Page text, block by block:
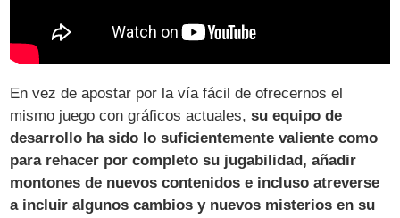
En vez de apostar por la vía fácil de ofrecernos el
mismo juego con gráficos actuales,su equipo de
desarrollo ha sido lo suficientemente valiente como
para rehacer por completo su jugabilidad, añadir
montones de nuevos contenidos e incluso atreverse
a incluir algunos cambios y nuevos misterios en su